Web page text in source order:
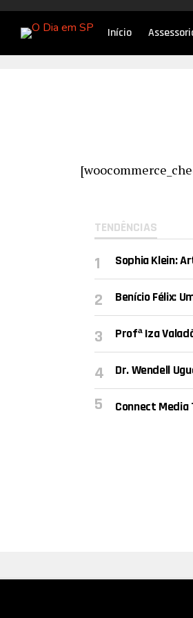
Início
TENDÊNCIAS
Sophia Klein:
Benício Félix:
Profª Iza
Dr. Wendell
Connect Media